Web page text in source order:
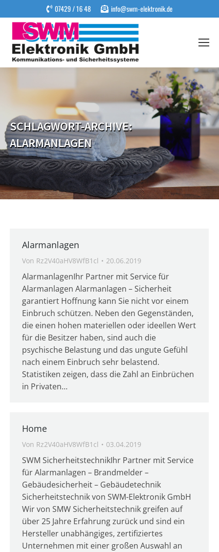
07429 / 16 48 info@swm-elektronik.de
SCHLAGWORT-ARCHIVE:
ALARMANLAGEN
Sie befinden sich hier:
Alarmanlagen
Von Rz2V40aHV8WfB1cl 20.06.2019
AlarmanlagenIhr Partner mit Service für
Alarmanlagen Alarmanlagen – Sicherheit
garantiert Hoffnung kann Sie nicht vor einem
Einbruch schützen. Neben den Gegenständen,
die einen hohen materiellen oder ideellen Wert
für die Besitzer haben, sind auch die
psychische Belastung und das ungute Gefühl
nach einem Einbruch sehr belastend.
Statistiken zeigen, dass die Zahl an Einbrüchen
in Privaten…
Home
Von Rz2V40aHV8WfB1cl 03.04.2019
SWM SicherheitstechnikIhr Partner mit Service
für Alarmanlagen – Brandmelder –
Gebäudesicherheit – Gebäudetechnik
Sicherheitstechnik von SWM-Elektronik GmbH
Wir von SMW Sicherheitstechnik greifen auf
über 25 Jahre Erfahrung zurück und sind ein
Hersteller unabhängiges, zertifiziertes
Unternehmen mit einer großen Auswahl an